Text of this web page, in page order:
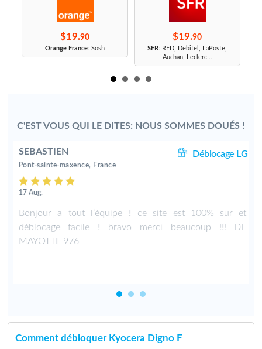
$19.90
Orange France: Sosh
$19.90
SFR: RED, Debitel, LaPoste,
Auchan, Leclerc...
C'EST VOUS QUI LE DITES: NOUS SOMMES DOUÉS !
SEBASTIEN Déblocage LG
Pont-sainte-maxence, France
17 Aug.
Bonjour a tout l’équipe ! ce site est 100% sur et
déblocage facile ! bravo merci beaucoup !!! DE
MAYOTTE 976
Comment débloquer Kyocera Digno F